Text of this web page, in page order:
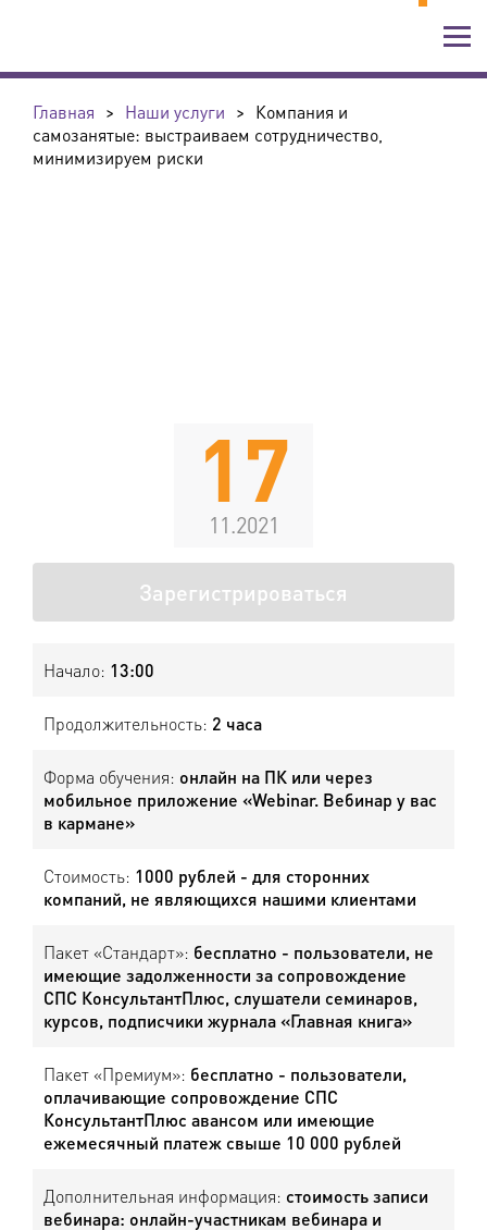
Главная > Наши услуги > Компания и
самозанятые: выстраиваем сотрудничество,
минимизируем риски
17
11.2021
Зарегистрироваться
Начало: 13:00
Продолжительность: 2 часа
Форма обучения: онлайн на ПК или через
мобильное приложение «Webinar. Вебинар у вас
в кармане»
Стоимость: 1000 рублей - для сторонних
компаний, не являющихся нашими клиентами
Пакет «Стандарт»: бесплатно - пользователи, не
имеющие задолженности за сопровождение
СПС КонсультантПлюс, слушатели семинаров,
курсов, подписчики журнала «Главная книга»
Пакет «Премиум»: бесплатно - пользователи,
оплачивающие сопровождение СПС
КонсультантПлюс авансом или имеющие
ежемесячный платеж свыше 10 000 рублей
Дополнительная информация: стоимость записи
вебинара: онлайн-участникам вебинара и